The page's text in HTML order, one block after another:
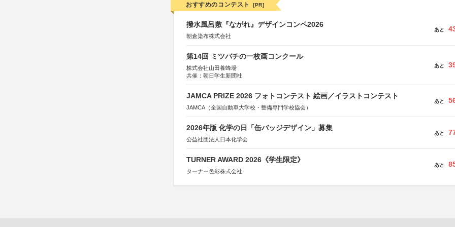
おすすめのコンテスト [PR]
撥水風呂敷『ながれ』デザインコンペ2026
朝倉染布株式会社
あと
第14回 ミツバチの一枚画コンクール
株式会社山田養蜂場
共催：朝日学生新聞社
あと
JAMCA PRIZE 2026 フォトコンテスト 絵画／イラストコンテスト
JAMCA（全国自動車大学校・整備専門学校協会）
あと
2026年版 化学の日「缶バッジデザイン」募集
公益社団法人日本化学会
あと
TURNER AWARD 2026《学生限定》
ターナー色彩株式会社
あと